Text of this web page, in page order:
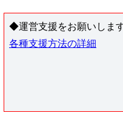
◆運営支援をお願いしま
各種支援方法の詳細